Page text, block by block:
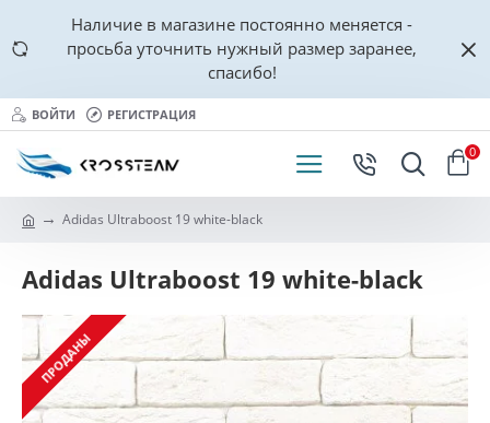
Наличие в магазине постоянно меняется -
просьба уточнить нужный размер заранее,
спасибо!
ВОЙТИ РЕГИСТРАЦИЯ
0
Adidas Ultraboost 19 white-black
Adidas Ultraboost 19 white-black
ПРОДАНЫ